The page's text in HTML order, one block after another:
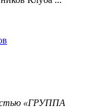
«ГРУППА